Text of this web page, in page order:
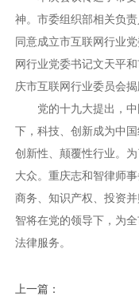
神。市委组织部相关负
同意成立市互联网行业
网行业党委书记文天平
庆市互联网行业委员会揭
党的十九大提出，中
下，科技、创新成为中
创新性、颠覆性行业。
大众。重庆志和智律师
商务、知识产权、投资
智将在党的领导下，为
法律服务。
上一篇：